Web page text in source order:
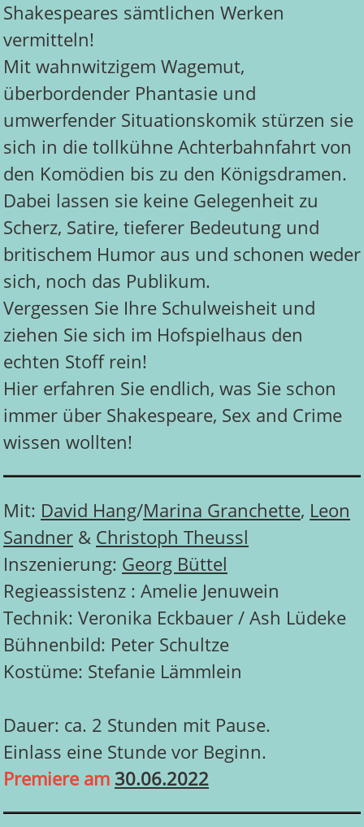
Shakespeares sämtlichen Werken
vermitteln!
Mit wahnwitzigem Wagemut,
überbordender Phantasie und
umwerfender Situationskomik stürzen sie
sich in die tollkühne Achterbahnfahrt von
den Komödien bis zu den Königsdramen.
Dabei lassen sie keine Gelegenheit zu
Scherz, Satire, tieferer Bedeutung und
britischem Humor aus und schonen weder
sich, noch das Publikum.
Vergessen Sie Ihre Schulweisheit und
ziehen Sie sich im Hofspielhaus den
echten Stoff rein!
Hier erfahren Sie endlich, was Sie schon
immer über Shakespeare, Sex and Crime
wissen wollten!
Mit: David Hang/Marina Granchette, Leon
Sandner & Christoph Theussl
Inszenierung: Georg Büttel
Regieassistenz : Amelie Jenuwein
Technik: Veronika Eckbauer / Ash Lüdeke
Bühnenbild: Peter Schultze
Kostüme: Stefanie Lämmlein
Dauer: ca. 2 Stunden mit Pause.
Einlass eine Stunde vor Beginn.
Premiere am 30.06.2022